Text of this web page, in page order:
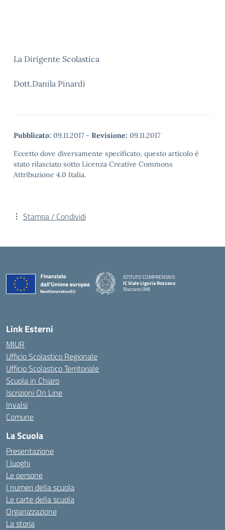
La Dirigente Scolastica
Dott.Danila Pinardi
Pubblicato: 09.11.2017 - Revisione: 09.11.2017
Eccetto dove diversamente specificato, questo articolo è
stato rilasciato sotto Licenza Creative Commons
Attribuzione 4.0 Italia.
Stampa / Condividi
ISTITUTO COMPRENSIVO
IC Viale Liguria Rozzano
Rozzano (MI)
Link Esterni
MIUR
Ufficio Scolastico Regionale
Ufficio Scolastico Territoriale
Scuola in Chiaro
Iscrizioni On Line
Invalsi
Comune
La Scuola
Presentazione
I luoghi
Le persone
I numeri della scuola
Le carte della scuola
Organizzazione
La storia